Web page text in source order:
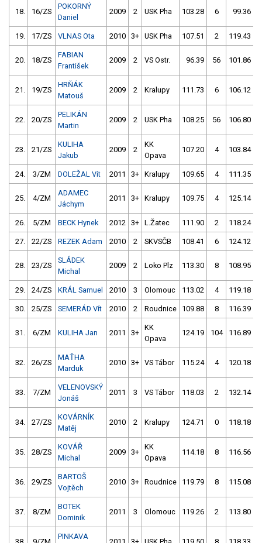
18. 16/ZS
POKORNÝ
Daniel
2009 2 USK Pha 103.28 6 99.36
19. 17/ZS VLNAS Ota 2010 3+ USK Pha 107.51 2 119.43
20. 18/ZS
FABIAN
František
2009 2 VS Ostr. 96.39 56 101.86
21. 19/ZS
HRŇÁK
Matouš
2009 2 Kralupy 111.73 6 106.12
22. 20/ZS
PELIKÁN
Martin
2009 2 USK Pha 108.25 56 106.80
23. 21/ZS
KULIHA
Jakub
2009 2
KK
Opava
107.20 4 103.84
24. 3/ZM DOLEŽAL Vít 2011 3+ Kralupy 109.65 4 111.35
25. 4/ZM
ADAMEC
Jáchym
2011 3+ Kralupy 109.75 4 125.14
26. 5/ZM BECK Hynek 2012 3+ L.Žatec 111.90 2 118.24
27. 22/ZS REZEK Adam 2010 2 SKVSČB 108.41 6 124.12
28. 23/ZS
SLÁDEK
Michal
2009 2 Loko Plz 113.30 8 108.95
29. 24/ZS KRÁL Samuel 2010 3 Olomouc 113.02 4 119.18
30. 25/ZS SEMERÁD Vít 2010 2 Roudnice 109.88 8 116.39
31. 6/ZM KULIHA Jan 2011 3+
KK
Opava
124.19 104 116.89
32. 26/ZS
MAŤHA
Marduk
2010 3+ VS Tábor 115.24 4 120.18
33. 7/ZM
VELENOVSKÝ
Jonáš
2011 3 VS Tábor 118.03 2 132.14
34. 27/ZS
KOVÁRNÍK
Matěj
2010 2 Kralupy 124.71 0 118.18
35. 28/ZS
KOVÁŘ
Michal
2009 3+
KK
Opava
114.18 8 116.56
36. 29/ZS
BARTOŠ
Vojtěch
2010 3+ Roudnice 119.79 8 115.08
37. 8/ZM
BOTEK
Dominik
2011 3 Olomouc 119.26 2 113.80
PINKAVA